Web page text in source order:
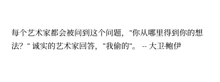
每个艺术家都会被问到这个问题，"你从哪里得到你的想
法？" 诚实的艺术家回答，"我偷的"。 -- 大卫·鲍伊